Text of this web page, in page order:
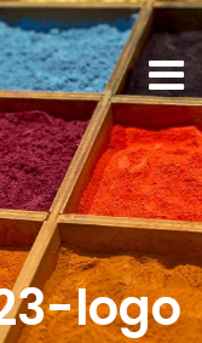
logo